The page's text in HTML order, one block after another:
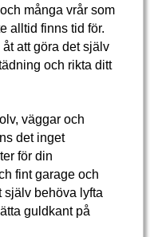
många vrår som
alltid finns tid för.
att göra det själv
och rikta ditt
väggar och
det inget
för din
fint garage och
själv behöva lyfta
guldkant på